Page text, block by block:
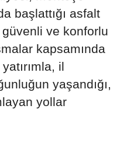
başlattığı asfalt
güvenli ve konforlu
kapsamında
il
yaşandığı,
yollar